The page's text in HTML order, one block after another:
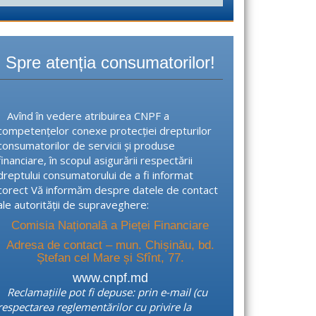
Spre atenția consumatorilor!
Avînd în vedere atribuirea CNPF a
conexe protecției drepturilor
de servicii și produse
în scopul asigurării respectării
consumatorului de a fi informat
Vă informăm despre datele de contact
autorității de supraveghere:
Comisia Națională a Pieței Financiare
Adresa de contact – mun. Chișinău, bd.
Ștefan cel Mare și Sfînt, 77.
www.cnpf.md
Reclamațiile pot fi depuse: prin e-mail (cu
reglementărilor cu privire la